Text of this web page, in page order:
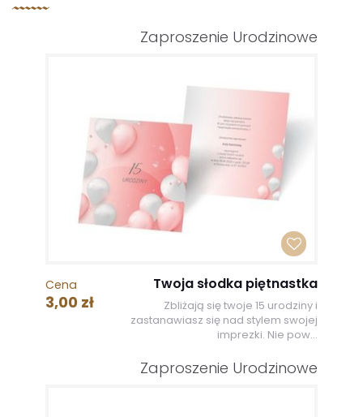
Zaproszenie Urodzinowe
Cena
3,00 zł
Twoja słodka piętnastka
Zbliżają się twoje 15 urodziny i
zastanawiasz się nad stylem swojej
imprezki. Nie pow...
Zaproszenie Urodzinowe